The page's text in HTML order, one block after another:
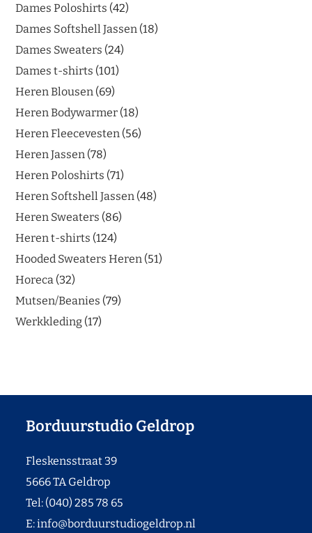
Dames Poloshirts 42
Dames Softshell Jassen 18
Dames Sweaters 24
Dames t-shirts 101
Heren Blousen 69
Heren Bodywarmer 18
Heren Fleecevesten 56
Heren Jassen 78
Heren Poloshirts 71
Heren Softshell Jassen 48
Heren Sweaters 86
Heren t-shirts 124
Hooded Sweaters Heren 51
Horeca 32
Mutsen/Beanies 79
Werkkleding 17
Borduurstudio Geldrop
Fleskensstraat 39
5666 TA Geldrop
Tel: (040) 285 78 65
E:info@borduurstudiogeldrop.nl